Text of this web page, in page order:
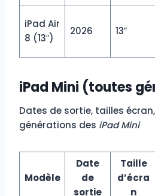
iPad Air
8 (13″)
2026 13″
iPad Mini (toutes
Dates de sortie, tailles
générations des iPad Mini
Modèle
Date
de
sortie
Taille
d’écra
n